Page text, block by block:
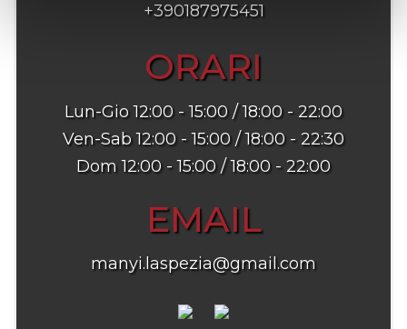
+390187975451
ORARI
Lun-Gio 12:00 - 15:00 / 18:00 - 22:00
Ven-Sab 12:00 - 15:00 / 18:00 - 22:30
Dom 12:00 - 15:00 / 18:00 - 22:00
EMAIL
manyi.laspezia@gmail.com